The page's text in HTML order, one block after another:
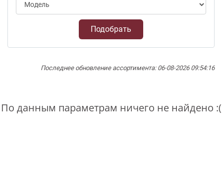
Подобрать
Последнее обновление ассортимента: 06-08-2026 09:54:16
По данным параметрам ничего не найдено :(